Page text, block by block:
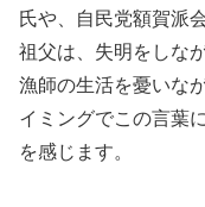
氏や、自民党額賀派
祖父は、失明をしな
漁師の生活を憂いな
イミングでこの言葉
を感じます。